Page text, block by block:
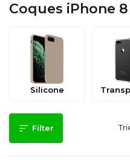
Coques iPhone
Silicone
Filter